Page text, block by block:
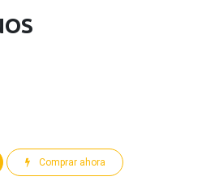
Comprar ahora